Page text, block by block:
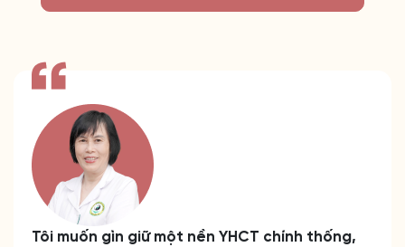
Tôi muốn gìn giữ một nền YHCT chính thống,